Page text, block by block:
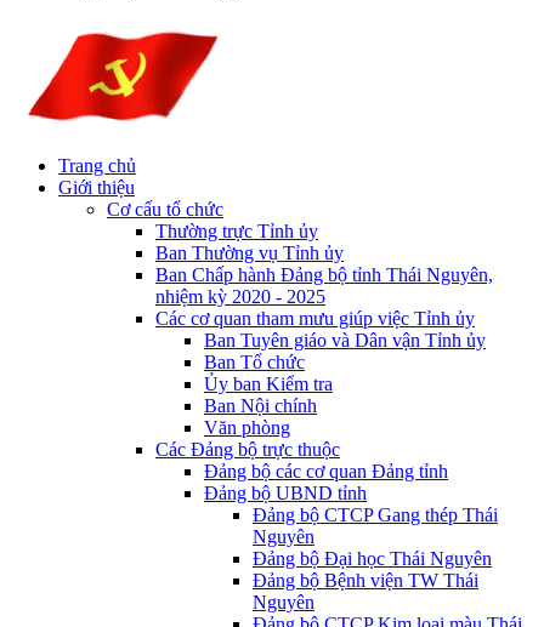
Trang chủ
Giới thiệu
Cơ cấu tổ chức
Thường trực Tỉnh ủy
Ban Thường vụ Tỉnh ủy
Ban Chấp hành Đảng bộ tỉnh Thái Nguyên,
nhiệm kỳ 2020 - 2025
Các cơ quan tham mưu giúp việc Tỉnh ủy
Ban Tuyên giáo và Dân vận Tỉnh ủy
Ban Tổ chức
Ủy ban Kiểm tra
Ban Nội chính
Văn phòng
Các Đảng bộ trực thuộc
Đảng bộ các cơ quan Đảng tỉnh
Đảng bộ UBND tỉnh
Đảng bộ CTCP Gang thép Thái
Nguyên
Đảng bộ Đại học Thái Nguyên
Đảng bộ Bệnh viện TW Thái
Nguyên